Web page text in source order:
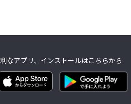
なアプリ、インストールはこちらから